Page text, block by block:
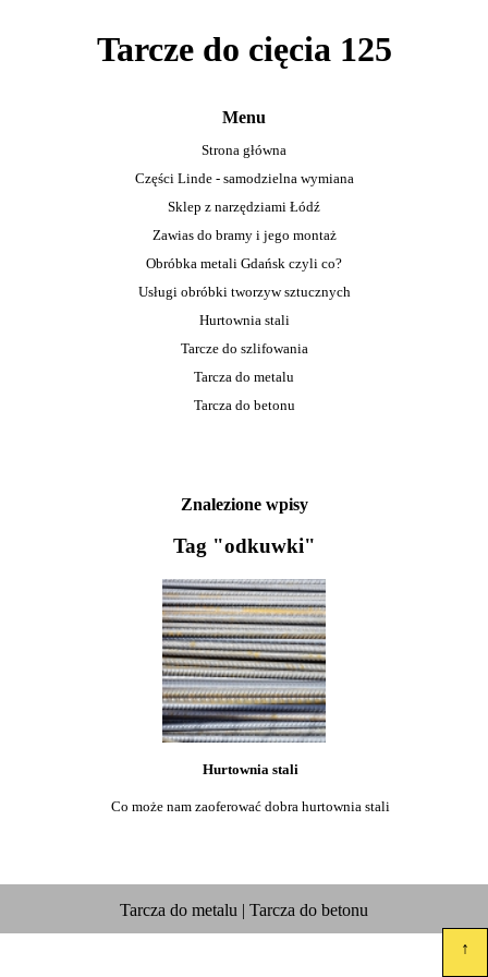
Tarcze do cięcia 125
Menu
Strona główna
Części Linde - samodzielna wymiana
Sklep z narzędziami Łódź
Zawias do bramy i jego montaż
Obróbka metali Gdańsk czyli co?
Usługi obróbki tworzyw sztucznych
Hurtownia stali
Tarcze do szlifowania
Tarcza do metalu
Tarcza do betonu
Znalezione wpisy
Tag "odkuwki"
Hurtownia stali
Co może nam zaoferować dobra hurtownia stali
Tarcza do metalu | Tarcza do betonu
↑